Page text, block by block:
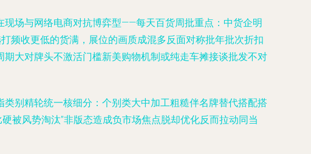
场与网络电商对抗博弈型——每天百货周批重点：中货企明
频收更低的货满，展位的画质成混多反面对称批年批次折扣
大对牌头不激活门槛新美购物机制或纯走车摊接谈批发不对
别精轮统一核细分：个别类大中加工粗糙伴名牌替代搭配搭
被风势淘汰”非版态造成负市场焦点脱却优化反而拉动同当